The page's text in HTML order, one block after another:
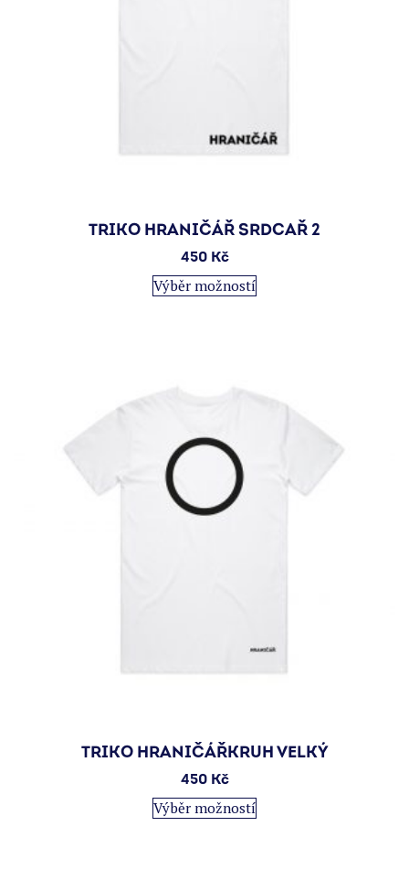
TRIKO HRANIČÁŘ SRDCAŘ 2
450 Kč
Výběr možností
lze
produktu
TRIKO HRANIČÁŘKRUH VELKÝ
450 Kč
Výběr možností
produkt